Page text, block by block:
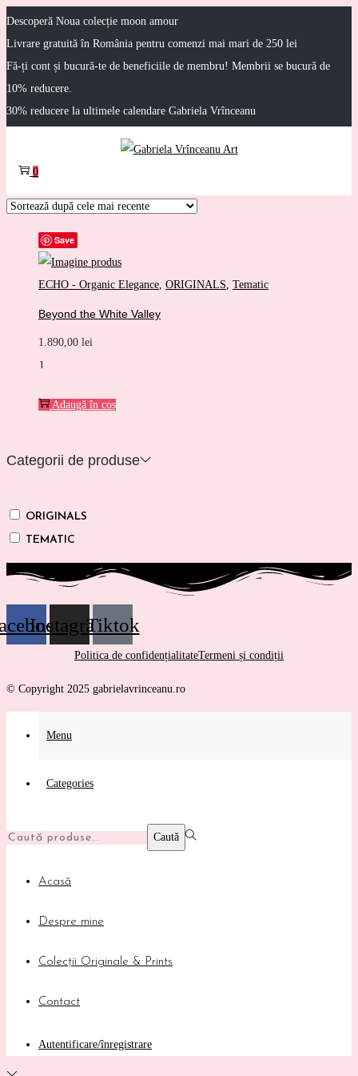
Descoperă Noua colecție moon amour
Livrare gratuită în România pentru comenzi mai mari de 250 lei
Fă-ți cont și bucură-te de beneficiile de membru! Membrii se bucură de
10% reducere.
30% reducere la ultimele calendare Gabriela Vrînceanu
la
navigare
la
conținut
0
Save
ECHO - Organic Elegance, ORIGINALS, Tematic
Beyond the White Valley
1.890,00 lei
Cantitate
the
Valley
Adaugă în coș
Categorii de produse
ORIGINALS
TEMATIC
InstagramTiktok
Politica de confidențialitateTermeni și condiții
© Copyright 2025 gabrielavrinceanu.ro
Menu
Categories
Caută:> Caută
Acasă
Despre mine
Colecții Originale & Prints
Contact
Autentificare/înregistrare